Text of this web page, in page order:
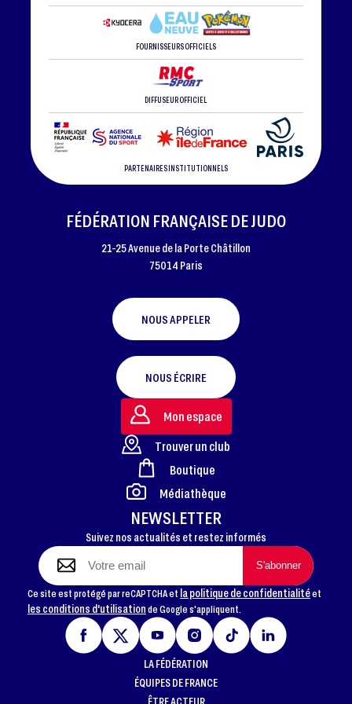
FOURNISSEURS OFFICIELS
DIFFUSEUR OFFICIEL
PARTENAIRES INSTITUTIONNELS
FOOTER
FÉDÉRATION FRANÇAISE DE JUDO
21-25 Avenue de la Porte Châtillon
75014 Paris
NOUS APPELER
NOUS ÉCRIRE
NEWSLETTER
Suivez nos actualités et restez informés
Ce site est protégé par reCAPTCHA et la politique de confidentialitéet
les conditions d'utilisationde Google s'appliquent.
Mon espace
Trouver un club
Boutique
Médiathèque
LA FÉDÉRATION
ÉQUIPES DE FRANCE
ÊTRE ACTEUR